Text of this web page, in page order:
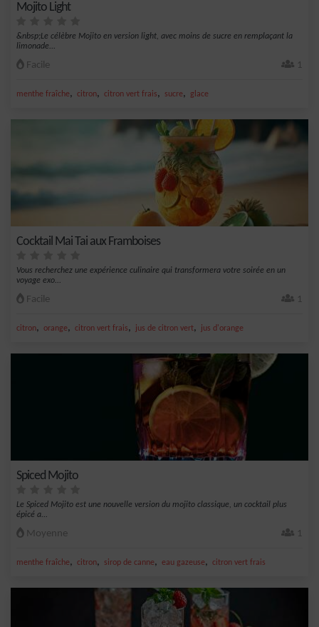
Mojito Light
&nbsp;Le célèbre Mojito en version light, avec moins de sucre en remplaçant la
limonade...
Facile 1
menthe fraîche, citron, citron vert frais, sucre, glace
Cocktail Mai Tai aux Framboises
Vous recherchez une expérience culinaire qui transformera votre soirée en un
voyage exo...
Facile 1
citron, orange, citron vert frais, jus de citron vert, jus d'orange
Spiced Mojito
Le Spiced Mojito est une nouvelle version du mojito classique, un cocktail plus
épicé a...
Moyenne 1
menthe fraîche, citron, sirop de canne, eau gazeuse, citron vert frais